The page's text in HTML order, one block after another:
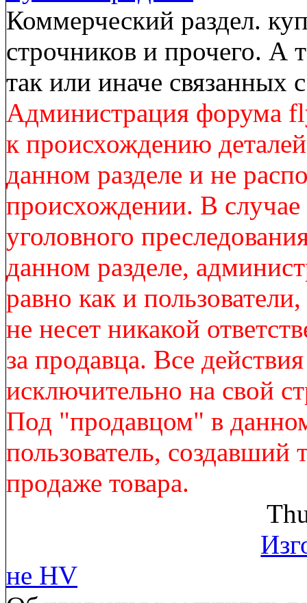
Коммерческий раздел.
строчников и прочего. А
так или иначе
Администрация форума
к происхождению
данном разделе и не
происхождении. В
уголовного
данном разделе,
равно как и
не несет никакой
за продавца. Все
исключительно на свой
Под "продавцом" в
пользователь,
продаже товара.
не HV